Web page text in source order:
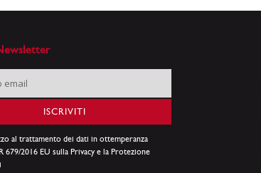
ISCRIVITI
al trattamento dei dati in ottemperanza
679/2016 EU sulla Privacy e la Protezione